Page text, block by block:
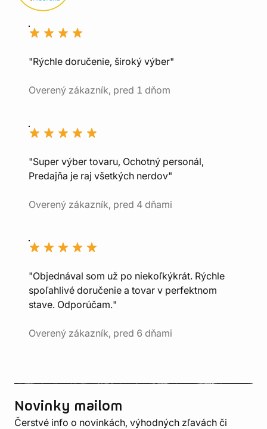
"Rýchle doručenie, široký výber"
Overený zákazník, pred 1 dňom
"Super výber tovaru, Ochotný personál,
Predajňa je raj všetkých nerdov"
Overený zákazník, pred 4 dňami
"Objednával som už po niekoľkýkrát. Rýchle
spoľahlivé doručenie a tovar v perfektnom
stave. Odporúčam."
Overený zákazník, pred 6 dňami
Novinky mailom
Čerstvé info o novinkách, výhodných zľavách či